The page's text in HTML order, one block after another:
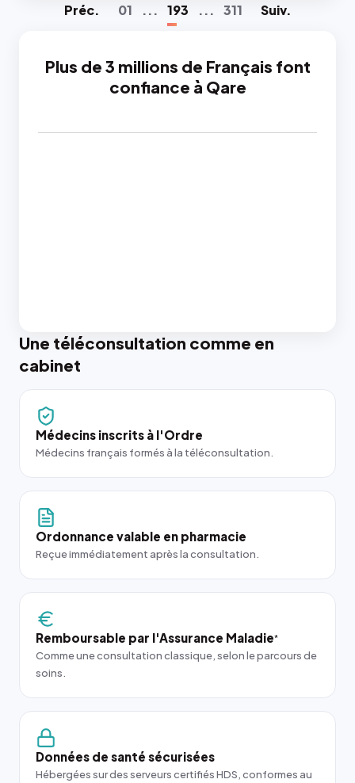
Préc. 01 ... 193 ... 311 Suiv.
Plus de 3 millions de Français font
confiance à Qare
Une téléconsultation comme en
cabinet
Médecins inscrits à l'Ordre
Médecins français formés à la téléconsultation.
Ordonnance valable en pharmacie
Reçue immédiatement après la consultation.
Remboursable par l'Assurance Maladie*
Comme une consultation classique, selon le parcours de
soins.
Données de santé sécurisées
Hébergées sur des serveurs certifiés HDS, conformes au